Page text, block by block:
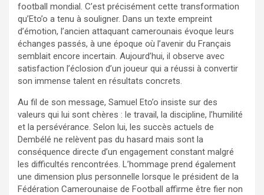
football mondial. C’est précisément cette transformation
qu’Eto’o a tenu à souligner. Dans un texte empreint
d’émotion, l’ancien attaquant camerounais évoque leurs
échanges passés, à une époque où l’avenir du Français
semblait encore incertain. Aujourd’hui, il observe avec
satisfaction l’éclosion d’un joueur qui a réussi à convertir
son immense talent en résultats concrets.
Au fil de son message, Samuel Eto’o insiste sur des
valeurs qui lui sont chères : le travail, la discipline, l’humilité
et la persévérance. Selon lui, les succès actuels de
Dembélé ne relèvent pas du hasard mais sont la
conséquence directe d’un engagement constant malgré
les difficultés rencontrées. L’hommage prend également
une dimension plus personnelle lorsque le président de la
Fédération Camerounaise de Football affirme être fier non